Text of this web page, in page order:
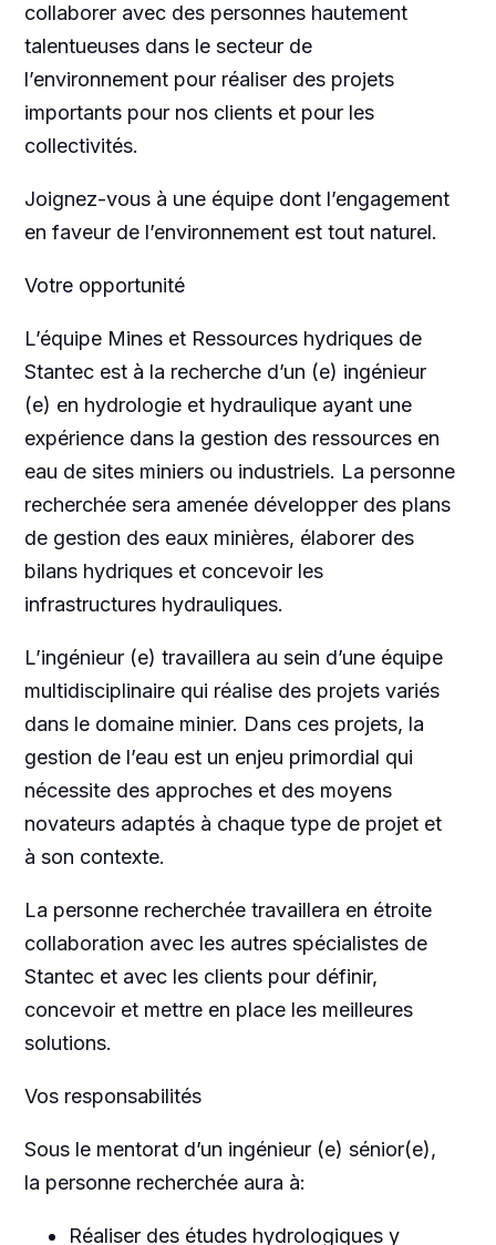
collaborer avec des personnes hautement
talentueuses dans le secteur de
l’environnement pour réaliser des projets
importants pour nos clients et pour les
collectivités.
Joignez-vous à une équipe dont l’engagement
en faveur de l’environnement est tout naturel.
Votre opportunité
L’équipe Mines et Ressources hydriques de
Stantec est à la recherche d’un (e) ingénieur
(e) en hydrologie et hydraulique ayant une
expérience dans la gestion des ressources en
eau de sites miniers ou industriels. La personne
recherchée sera amenée développer des plans
de gestion des eaux minières, élaborer des
bilans hydriques et concevoir les
infrastructures hydrauliques.
L’ingénieur (e) travaillera au sein d’une équipe
multidisciplinaire qui réalise des projets variés
dans le domaine minier. Dans ces projets, la
gestion de l’eau est un enjeu primordial qui
nécessite des approches et des moyens
novateurs adaptés à chaque type de projet et
à son contexte.
La personne recherchée travaillera en étroite
collaboration avec les autres spécialistes de
Stantec et avec les clients pour définir,
concevoir et mettre en place les meilleures
solutions.
Vos responsabilités
Sous le mentorat d’un ingénieur (e) sénior(e),
la personne recherchée aura à:
Réaliser des études hydrologiques y